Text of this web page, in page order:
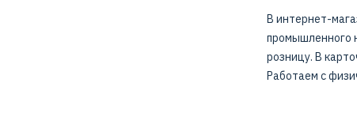
В интернет-
промышленного
розницу. В
Работаем с